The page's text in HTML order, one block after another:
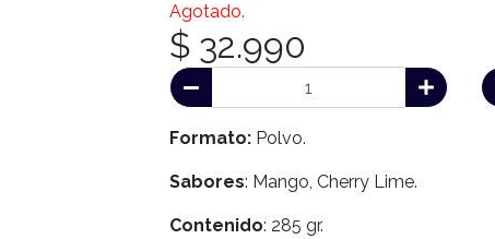
Agotado.
$ 32.990
Formato: Polvo.
Sabores: Mango, Cherry Lime.
Contenido: 285 gr.